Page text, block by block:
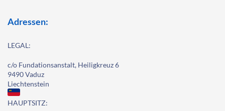
Adressen:
LEGAL:
c/o Fundationsanstalt, Heiligkreuz 6
9490 Vaduz
Liechtenstein
HAUPTSITZ: